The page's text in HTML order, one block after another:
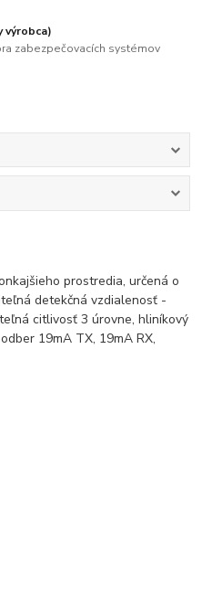
výrobca)
zabezpečovacích systémov
prostredia, určená o
detekčná vzdialenosť -
citlivosť 3 úrovne, hliníkový
19mA TX, 19mA RX,